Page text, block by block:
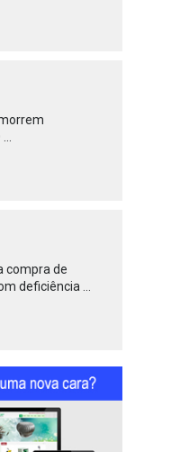
compra de
deficiência ...